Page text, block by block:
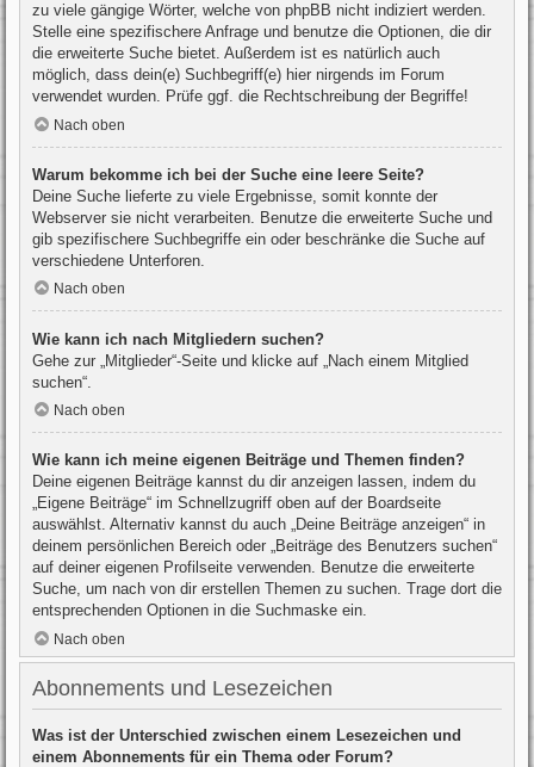
zu viele gängige Wörter, welche von phpBB nicht indiziert werden.
Stelle eine spezifischere Anfrage und benutze die Optionen, die dir
die erweiterte Suche bietet. Außerdem ist es natürlich auch
möglich, dass dein(e) Suchbegriff(e) hier nirgends im Forum
verwendet wurden. Prüfe ggf. die Rechtschreibung der Begriffe!
Nach oben
Warum bekomme ich bei der Suche eine leere Seite?
Deine Suche lieferte zu viele Ergebnisse, somit konnte der
Webserver sie nicht verarbeiten. Benutze die erweiterte Suche und
gib spezifischere Suchbegriffe ein oder beschränke die Suche auf
verschiedene Unterforen.
Nach oben
Wie kann ich nach Mitgliedern suchen?
Gehe zur „Mitglieder“-Seite und klicke auf „Nach einem Mitglied
suchen“.
Nach oben
Wie kann ich meine eigenen Beiträge und Themen finden?
Deine eigenen Beiträge kannst du dir anzeigen lassen, indem du
„Eigene Beiträge“ im Schnellzugriff oben auf der Boardseite
auswählst. Alternativ kannst du auch „Deine Beiträge anzeigen“ in
deinem persönlichen Bereich oder „Beiträge des Benutzers suchen“
auf deiner eigenen Profilseite verwenden. Benutze die erweiterte
Suche, um nach von dir erstellen Themen zu suchen. Trage dort die
entsprechenden Optionen in die Suchmaske ein.
Nach oben
Abonnements und Lesezeichen
Was ist der Unterschied zwischen einem Lesezeichen und
einem Abonnements für ein Thema oder Forum?